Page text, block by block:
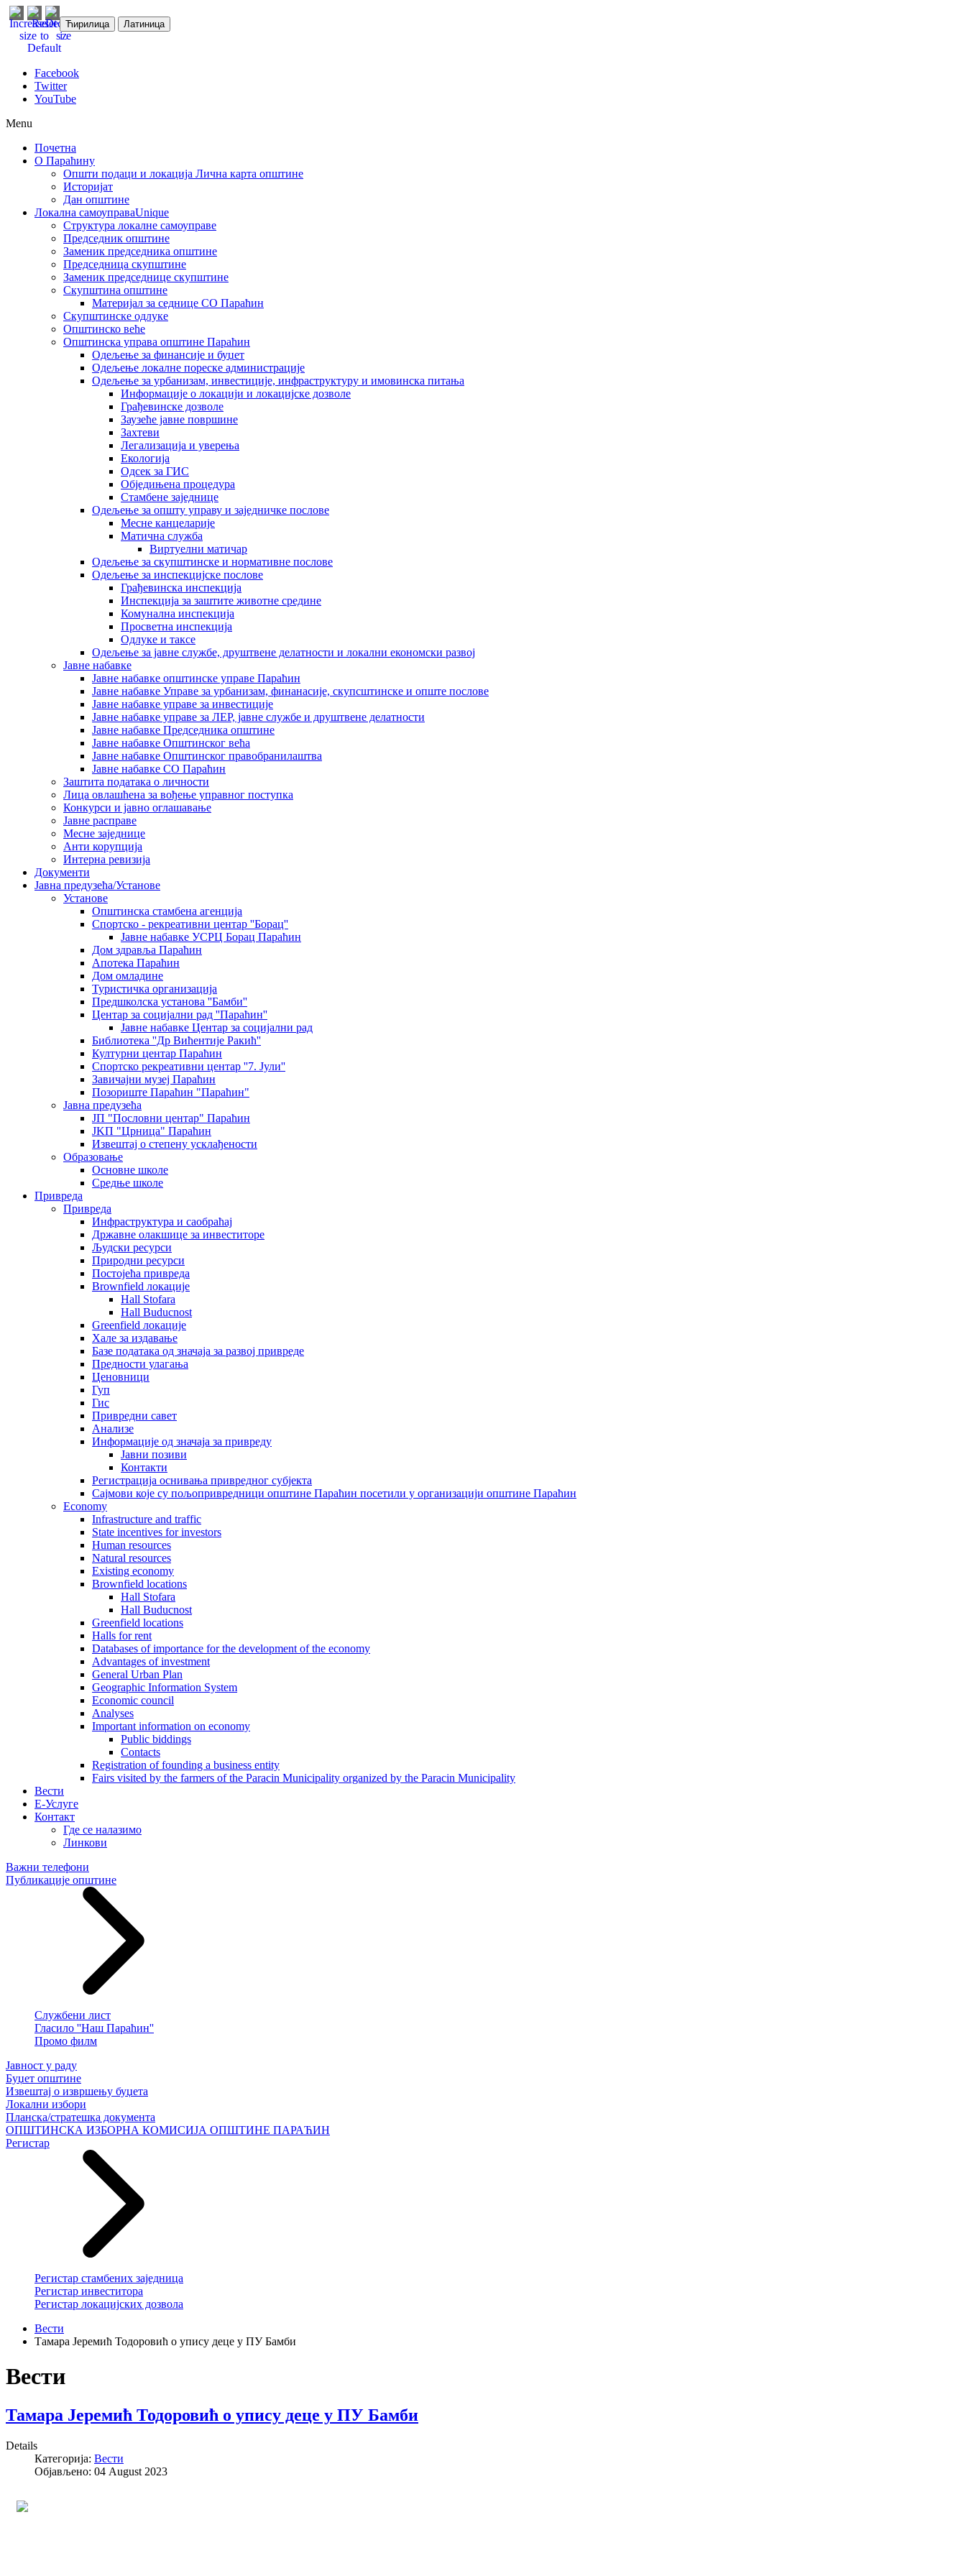
Ћирилица Латиница
Facebook
Twitter
YouTube
Menu
Почетна
О Параћину
Општи подаци и локација Лична карта општине
Историјат
Дан општине
Локална самоуправаUnique
Структура локалне самоуправе
Председник општине
Заменик председника општине
Председница скупштине
Заменик председнице скупштине
Скупштина општине
Материјал за седнице СО Параћин
Скупштинске одлуке
Општинско веће
Општинска управа општине Параћин
Одељење за финансије и буџет
Одељење локалне пореске администрације
Одељење за урбанизам, инвестиције, инфраструктуру и имовинска питања
Информације о локацији и локацијске дозволе
Грађевинске дозволе
Заузеће јавне површине
Захтеви
Легализација и уверења
Екологија
Одсек за ГИС
Обједињена процедура
Стамбене заједнице
Oдељење за општу управу и заједничке послове
Месне канцеларије
Матична служба
Виртуелни матичар
Одељење за скупштинске и нормативне послове
Одељење за инспекцијске послове
Грађевинска инспекција
Инспекција за заштите животне средине
Комунална инспекција
Просветна инспекција
Одлуке и таксе
Одељење за јавне службе, друштвене делатности и локални економски развој
Јавне набавке
Јавне набавке општинске управе Параћин
Јавне набавке Управе за урбанизам, финанасије, скупсштинске и опште послове
Јавне набавке управе за инвестиције
Јавне набавке управе за ЛЕР, јавне службе и друштвене делатности
Јавне набавке Председника општине
Јавне набавке Општинског већа
Јавне набавке Општинског правобранилаштва
Јавне набавке СО Параћин
Заштита података о личности
Лица овлашћена за вођење управног поступка
Конкурси и јавно оглашавање
Јавне расправе
Месне заједнице
Анти корупција
Интерна ревизија
Документи
Јавна предузећа/Установе
Установе
Општинскa стамбенa агенцијa
Спортско - рекреативни центар ''Борац''
Јавне набавке УСРЦ Борац Параћин
Дом здравља Параћин
Апотека Параћин
Дом омладине
Туристичка организација
Предшколска установа ''Бамби''
Центар за социјални рад ''Параћин''
Јавне набавке Центар за социјални рад
Библиотека ''Др Вићентије Ракић''
Културни центар Параћин
Спортско рекреативни центар ''7. Јули''
Завичајни музеј Параћин
Позориште Параћин "Параћин"
Јавна предузећа
ЈП "Пословни центар" Параћин
ЈKП "Црница" Параћин
Извештај о степену усклађености
Образовање
Основне школе
Средње школе
Привреда
Привреда
Инфраструктура и саобраћај
Државне олакшице за инвеститоре
Људски ресурси
Природни ресурси
Постојећа привреда
Brownfield локације
Hall Stofara
Hall Buducnost
Greenfield локације
Хале за издавање
Базе података од значаја за развој привреде
Предности улагања
Ценовници
Гуп
Гис
Привредни савет
Aнализе
Информације од значаја за привреду
Јавни позиви
Контакти
Регистрација оснивања привредног субјекта
Сајмови које су пољопривредници општине Параћин посетили у организацији општине Параћин
Economy
Infrastructure and traffic
State incentives for investors
Human resources
Natural resources
Existing economy
Brownfield locations
Hall Stofara
Hall Buducnost
Greenfield locations
Halls for rent
Databases of importance for the development of the economy
Advantages of investment
General Urban Plan
Geographic Information System
Еconomic council
Analyses
Important information on economy
Public biddings
Contacts
Registration of founding a business entity
Fairs visited by the farmers of the Paracin Municipality organized by the Paracin Municipality
Вести
E-Услуге
Контакт
Где се налазимо
Линкови
Важни телефони
Публикације општине
Службени лист
Гласило ''Наш Параћин''
Промо филм
Јавност у раду
Буџет општине
Извештај о извршењу буџета
Локални избори
Планска/стратешка документа
ОПШТИНСКА ИЗБОРНА КОМИСИЈА ОПШТИНЕ ПАРАЋИН
Регистар
Регистар стамбених заједница
Регистар инвеститора
Регистар локацијских дозвола
Вести
Тамара Јеремић Тодоровић о упису деце у ПУ Бамби
Вести
Тамара Јеремић Тодоровић о упису деце у ПУ Бамби
Details
Категорија: Вести
Објављено: 04 August 2023